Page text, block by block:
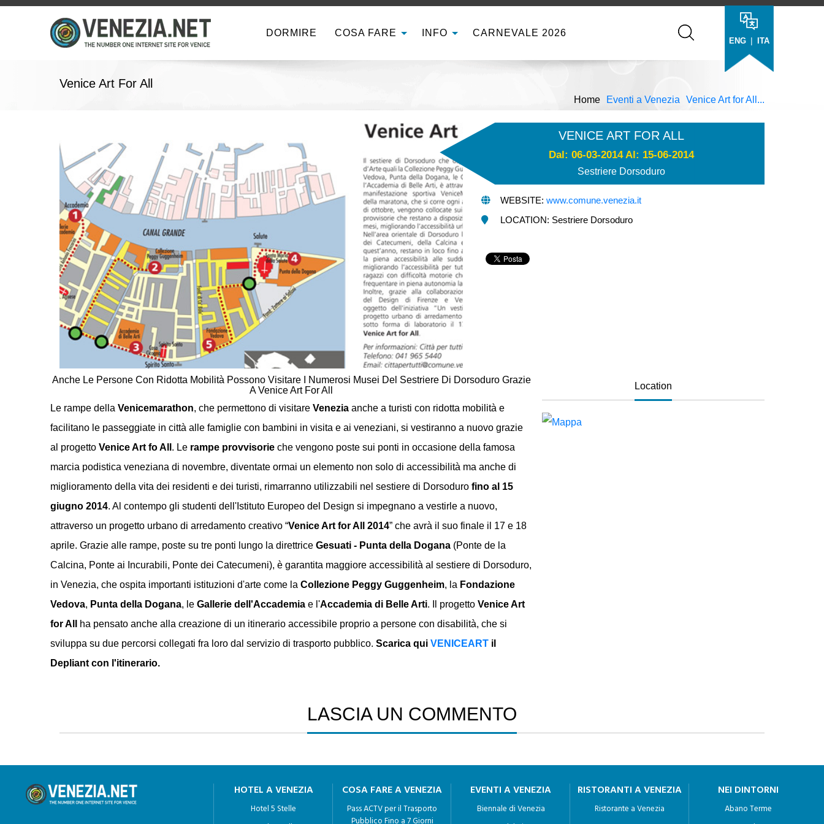
DORMIRE COSA FARE INFO CARNEVALE 2026
ENG | ITA
Venice Art For All
Home Eventi a Venezia Venice Art for All...
VENICE ART FOR ALL
Dal: 06-03-2014 Al: 15-06-2014
Sestriere Dorsoduro
WEBSITE:www.comune.venezia.it
LOCATION: Sestriere Dorsoduro
Anche Le Persone Con Ridotta Mobilità Possono Visitare I Numerosi Musei Del Sestriere Di Dorsoduro Grazie
A Venice Art For All
Le rampe della Venicemarathon, che permettono di visitare Venezia anche a turisti con ridotta mobilità e
facilitano le passeggiate in città alle famiglie con bambini in visita e ai veneziani, si vestiranno a nuovo grazie
al progetto Venice Art fo All . Le rampe provvisorie che vengono poste sui ponti in occasione della famosa
marcia podistica veneziana di novembre, diventate ormai un elemento non solo di accessibilità ma anche di
miglioramento della vita dei residenti e dei turisti, rimarranno utilizzabili nel sestiere di Dorsoduro fino al 15
giugno 2014. Al contempo gli studenti dell'Istituto Europeo del Design si impegnano a vestirle a nuovo,
attraverso un progetto urbano di arredamento creativo “Venice Art for All 2014” che avrà il suo finale il 17 e 18
aprile. Grazie alle rampe, poste su tre ponti lungo la direttrice Gesuati - Punta della Dogana (Ponte de la
Calcina, Ponte ai Incurabili, Ponte dei Catecumeni), è garantita maggiore accessibilità al sestiere di Dorsoduro,
in Venezia, che ospita importanti istituzioni d'arte come la Collezione Peggy Guggenheim, la Fondazione
Vedova, Punta della Dogana, le Gallerie dell'Accademia e l'Accademia di Belle Arti. Il progetto Venice Art
for All
ha pensato anche alla creazione di un itinerario accessibile proprio a persone con disabilità, che si
sviluppa su due percorsi collegati fra loro dal servizio di trasporto pubblico. Scarica qui VENICEART il
Depliant con l'itinerario.
Location
LASCIA UN COMMENTO
HOTEL A VENEZIA
Hotel 5 Stelle
COSA FARE A VENEZIA
Pass ACTV per il Trasporto
Pubblico Fino a 7 Giorni
EVENTI A VENEZIA
Biennale di Venezia
RISTORANTI A VENEZIA
Ristorante a Venezia
NEI DINTORNI
Abano Terme